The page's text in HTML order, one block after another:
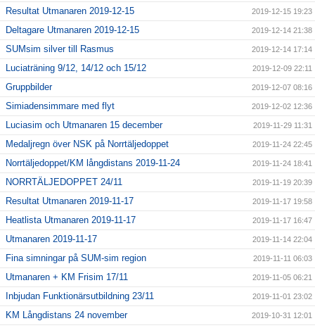
Resultat Utmanaren 2019-12-15 2019-12-15 19:23
Deltagare Utmanaren 2019-12-15 2019-12-14 21:38
SUMsim silver till Rasmus 2019-12-14 17:14
Luciaträning 9/12, 14/12 och 15/12 2019-12-09 22:11
Gruppbilder 2019-12-07 08:16
Simiadensimmare med flyt 2019-12-02 12:36
Luciasim och Utmanaren 15 december 2019-11-29 11:31
Medaljregn över NSK på Norrtäljedoppet 2019-11-24 22:45
Norrtäljedoppet/KM långdistans 2019-11-24 2019-11-24 18:41
NORRTÄLJEDOPPET 24/11 2019-11-19 20:39
Resultat Utmanaren 2019-11-17 2019-11-17 19:58
Heatlista Utmanaren 2019-11-17 2019-11-17 16:47
Utmanaren 2019-11-17 2019-11-14 22:04
Fina simningar på SUM-sim region 2019-11-11 06:03
Utmanaren + KM Frisim 17/11 2019-11-05 06:21
Inbjudan Funktionärsutbildning 23/11 2019-11-01 23:02
KM Långdistans 24 november 2019-10-31 12:01